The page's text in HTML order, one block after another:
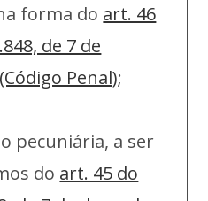
forma do art. 46
de 7 de
Penal);
pecuniária, a ser
do art. 45 do